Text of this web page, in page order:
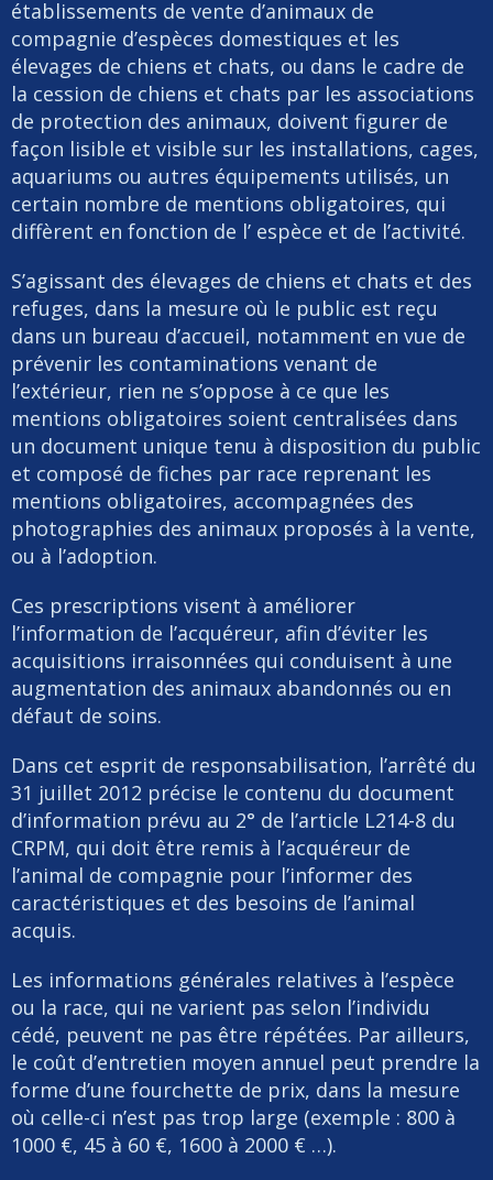
établissements de vente d’animaux de
compagnie d’espèces domestiques et les
élevages de chiens et chats, ou dans le cadre de
la cession de chiens et chats par les associations
de protection des animaux, doivent figurer de
façon lisible et visible sur les installations, cages,
aquariums ou autres équipements utilisés, un
certain nombre de mentions obligatoires, qui
diffèrent en fonction de l’ espèce et de l’activité.
S’agissant des élevages de chiens et chats et des
refuges, dans la mesure où le public est reçu
dans un bureau d’accueil, notamment en vue de
prévenir les contaminations venant de
l’extérieur, rien ne s’oppose à ce que les
mentions obligatoires soient centralisées dans
un document unique tenu à disposition du public
et composé de fiches par race reprenant les
mentions obligatoires, accompagnées des
photographies des animaux proposés à la vente,
ou à l’adoption.
Ces prescriptions visent à améliorer
l’information de l’acquéreur, afin d’éviter les
acquisitions irraisonnées qui conduisent à une
augmentation des animaux abandonnés ou en
défaut de soins.
Dans cet esprit de responsabilisation, l’arrêté du
31 juillet 2012 précise le contenu du document
d’information prévu au 2° de l’article L214-8 du
CRPM, qui doit être remis à l’acquéreur de
l’animal de compagnie pour l’informer des
caractéristiques et des besoins de l’animal
acquis.
Les informations générales relatives à l’espèce
ou la race, qui ne varient pas selon l’individu
cédé, peuvent ne pas être répétées. Par ailleurs,
le coût d’entretien moyen annuel peut prendre la
forme d’une fourchette de prix, dans la mesure
où celle-ci n’est pas trop large (exemple : 800 à
1000 €, 45 à 60 €, 1600 à 2000 € …).